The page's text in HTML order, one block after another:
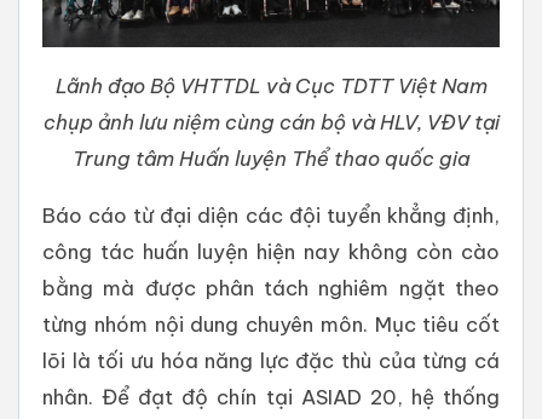
Lãnh đạo Bộ VHTTDL và Cục TDTT Việt Nam
chụp ảnh lưu niệm cùng cán bộ và HLV, VĐV tại
Trung tâm Huấn luyện Thể thao quốc gia
Báo cáo từ đại diện các đội tuyển khẳng định,
công tác huấn luyện hiện nay không còn cào
bằng mà được phân tách nghiêm ngặt theo
từng nhóm nội dung chuyên môn. Mục tiêu cốt
lõi là tối ưu hóa năng lực đặc thù của từng cá
nhân. Để đạt độ chín tại ASIAD 20, hệ thống